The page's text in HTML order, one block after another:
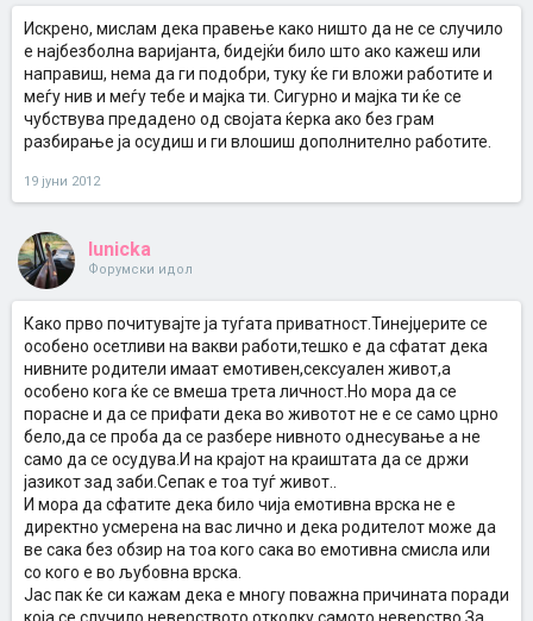
Искрено, мислам дека правење како ништо да не се случило
е најбезболна варијанта, бидејќи било што ако кажеш или
направиш, нема да ги подобри, туку ќе ги вложи работите и
меѓу нив и меѓу тебе и мајка ти. Сигурно и мајка ти ќе се
чубствува предадено од својата ќерка ако без грам
разбирање ја осудиш и ги влошиш дополнително работите.
19 јуни 2012
lunicka
Форумски идол
Како прво почитувајте ја туѓата приватност.Тинејџерите се
особено осетливи на вакви работи,тешко е да сфатат дека
нивните родители имаат емотивен,сексуален живот,а
особено кога ќе се вмеша трета личност.Но мора да се
порасне и да се прифати дека во животот не е се само црно
бело,да се проба да се разбере нивното однесување а не
само да се осудува.И на крајот на краиштата да се држи
јазикот зад заби.Сепак е тоа туѓ живот..
И мора да сфатите дека било чија емотивна врска не е
директно усмерена на вас лично и дека родителот може да
ве сака без обзир на тоа кого сака во емотивна смисла или
со кого е во љубовна врска.
Јас пак ќе си кажам дека е многу поважна причината поради